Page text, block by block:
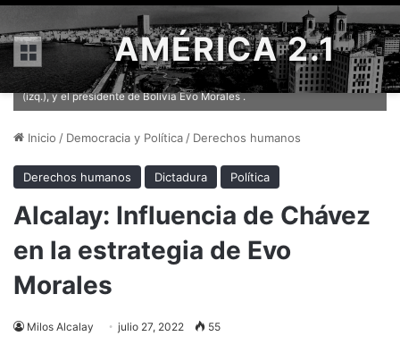
Menú AMÉRICA 2.1
Fidel Castro (c), junto al presidente de Venezuela Hugo Chávez
(izq.), y el presidente de Bolivia Evo Morales .
Inicio / Democracia y Política / Derechos humanos
Derechos humanos Dictadura Política
Alcalay: Influencia de Chávez
en la estrategia de Evo
Morales
Milos Alcalay julio 27, 2022 55